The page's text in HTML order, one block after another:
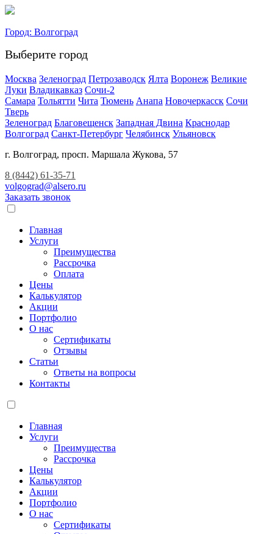
Город: Волгоград
Выберите город
Москва Зеленоград Петрозаводск Ялта Воронеж Великие
Луки Владикавказ Сочи-2
Самара Тольятти Чита Тюмень Анапа Новочеркасск Сочи
Тверь
Зеленоград Благовещенск Западная Двина Краснодар
Волгоград Санкт-Петербург Челябинск Ульяновск
г. Волгоград, просп. Маршала Жукова, 57
8 (8442) 61-35-71
volgograd@alsero.ru
Заказать звонок
Главная
Услуги
Преимущества
Рассрочка
Оплата
Цены
Калькулятор
Акции
Портфолио
О нас
Сертификаты
Отзывы
Статьи
Ответы на вопросы
Контакты
Главная
Услуги
Преимущества
Рассрочка
Цены
Калькулятор
Акции
Портфолио
О нас
Сертификаты